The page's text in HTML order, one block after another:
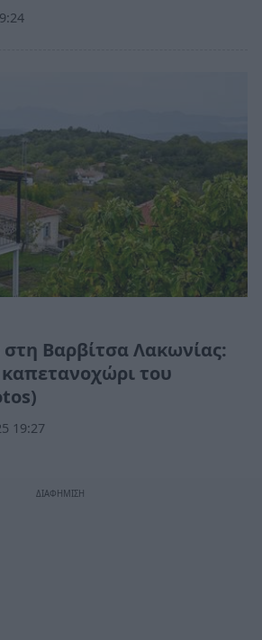
Βαρβίτσα Λακωνίας:
του
19:27